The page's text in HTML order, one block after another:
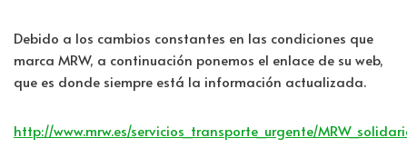
Debido a los cambios constantes en las condiciones que
marca MRW, a continuación ponemos el enlace de su web,
que es donde siempre está la información actualizada.
http://www.mrw.es/servicios_transporte_urgente/